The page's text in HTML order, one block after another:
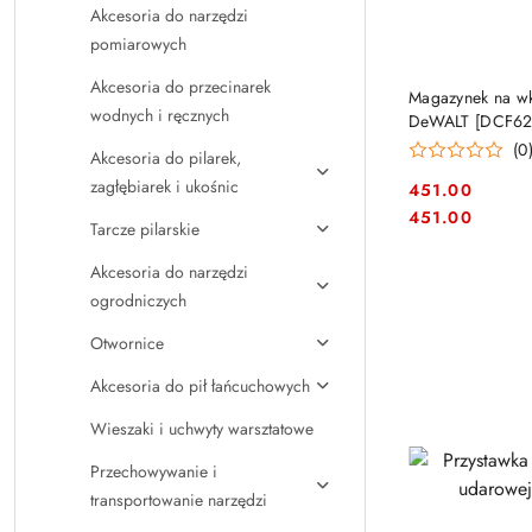
Akcesoria do narzędzi
pomiarowych
Akcesoria do przecinarek
wodnych i ręcznych
Akcesoria do pilarek,
zagłębiarek i ukośnic
Tarcze pilarskie
Akcesoria do narzędzi
ogrodniczych
Otwornice
Akcesoria do pił łańcuchowych
Wieszaki i uchwyty warsztatowe
Przechowywanie i
transportowanie narzędzi
Magazynek na
DeWALT
(0)
Cena:
451.00
Cena:
451.00